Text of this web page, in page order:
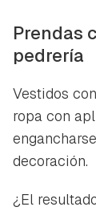
Prendas
pedrería
Vestidos
ropa con
decoración.
¿El